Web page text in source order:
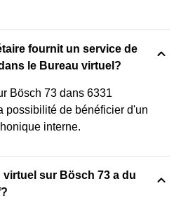
fournit un service de
le Bureau virtuel?
Bösch 73 dans 6331
possibilité de bénéficier d'un
interne.
sur Bösch 73 a du